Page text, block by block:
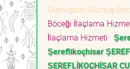
Gümüşcün Gümüş
Böceği İlaçlama
İlaçlama Hizmeti
Şereflikoçhisar
ŞEREFLİKOÇHİSAR